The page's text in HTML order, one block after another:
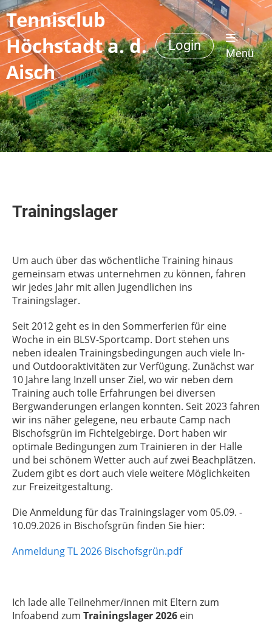
Tennisclub
Höchstadt a. d.
Aisch
Login
Menü
Trainingslager
Um auch über das wöchentliche Training hinaus
gemeinsam etwas unternehmen zu können, fahren
wir jedes Jahr mit allen Jugendlichen ins
Trainingslager.
Seit 2012 geht es in den Sommerferien für eine
Woche in ein BLSV-Sportcamp. Dort stehen uns
neben idealen Trainingsbedingungen auch viele In-
und Outdooraktivitäten zur Verfügung. Zunächst war
10 Jahre lang Inzell unser Ziel, wo wir neben dem
Training auch tolle Erfahrungen bei diversen
Bergwanderungen erlangen konnten. Seit 2023 fahren
wir ins näher gelegene, neu erbaute Camp nach
Bischofsgrün im Fichtelgebirge. Dort haben wir
optimale Bedingungen zum Trainieren in der Halle
und bei schönem Wetter auch auf zwei Beachplätzen.
Zudem gibt es dort auch viele weitere Möglichkeiten
zur Freizeitgestaltung.
Die Anmeldung für das Trainingslager vom 05.09. -
10.09.2026 in Bischofsgrün finden Sie hier:
Anmeldung TL 2026 Bischofsgrün.pdf
Ich lade alle Teilnehmer/innen mit Eltern zum
Infoabend zum Trainingslager 2026 ein